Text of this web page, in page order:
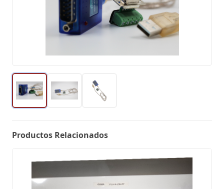
Productos Relacionados